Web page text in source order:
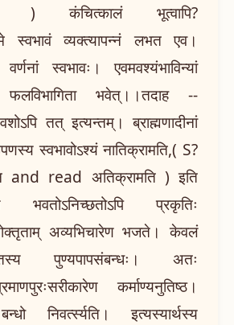
) कंचित्कालं भूत्वापि?
स्वभावं व्यक्त्यापन्नं लभत एव।
स्वभावः। एवमवश्यंभाविन्यां
भवेत्।।तदाह --
तत् इत्यन्तम्। ब्राह्मणादीनां
स्वभावोऽश्यं नातिक्रामति,( S?
read अतिक्रामति ) इति
भवतोऽनिच्छतोऽपि प्रकृतिः
अव्यभिचारेण भजते। केवलं
पुण्यपापसंबन्धः। अतः
कर्माण्यनुतिष्ठ।
निवर्त्स्यति। इत्यस्यार्थस्य